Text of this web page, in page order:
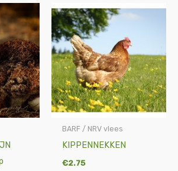
BARF / NRV vlees
KIPPENNEKKEN
€2.75